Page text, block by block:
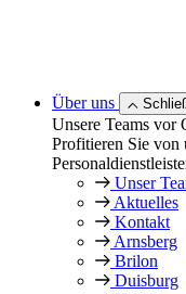
Über uns
Unsere Teams vor
Profitieren Sie von
Unser
Aktuelles
Kontakt
Arnsberg
Brilon
Duisburg